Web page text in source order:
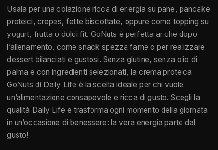
Usala per una colazione ricca di energia su pane, pancake
proteici, crepes, fette biscottate, oppure come topping su
yogurt, frutta o dolci fit. GoNuts è perfetta anche dopo
l’allenamento, come snack spezza fame o per realizzare
dessert bilanciati e gustosi. Senza glutine, senza olio di
palma e con ingredienti selezionati, la crema proteica
GoNuts di Daily Life è la scelta ideale per chi vuole
un’alimentazione consapevole e ricca di gusto. Scegli la
qualità Daily Life e trasforma ogni momento della giornata
in un’occasione di benessere: la vera energia parte dal
gusto!